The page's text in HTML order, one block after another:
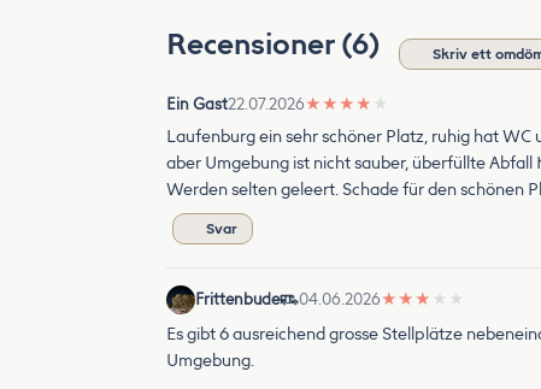
Recensioner (6) Skriv ett
Ein Gast22.07.2026★ ★ ★ ★ ★
Laufenburg ein sehr schöner Platz, ruhig hat WC
aber Umgebung ist nicht sauber, überfüllte Abfall
Werden selten geleert. Schade für den schönen
Svar
Frittenbude 04.06.2026★ ★ ★ ★ ★
Es gibt 6 ausreichend grosse Stellplätze
Umgebung.